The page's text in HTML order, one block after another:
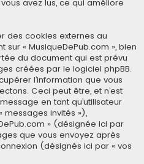
avez lus, ce qui améliore
des cookies externes au
« MusiqueDePub.com », bien
du document qui est prévu
créées par le logiciel phpBB.
l’information que vous
Ceci peut être, et n’est
en tant qu’utilisateur
invités »),
» (désignée ici par
que vous envoyez après
(désignés ici par « vos